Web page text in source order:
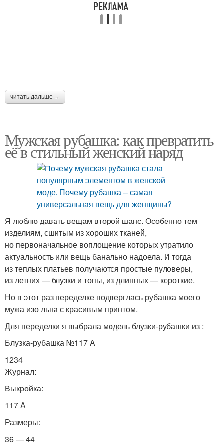
читать дальше →
Мужская рубашка: как превратить
её в стильный женский наряд
Я люблю давать вещам второй шанс. Особенно тем
изделиям, сшитым из хороших тканей,
но первоначальное воплощение которых утратило
актуальность или вещь банально надоела. И тогда
из теплых платьев получаются простые пуловеры,
из летних — блузки и топы, из длинных — короткие.
Но в этот раз переделке подверглась рубашка моего
мужа изо льна с красивым принтом.
Для переделки я выбрала модель блузки-рубашки из :
Блузка-рубашка №117 A
1234
Журнал:
Выкройка:
117 A
Размеры:
36 — 44